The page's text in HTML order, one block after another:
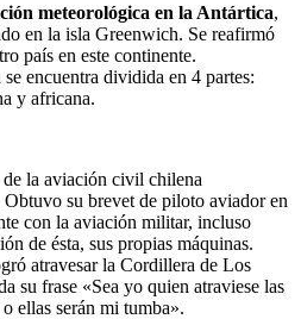
meteorológica en la Antártica,
en la isla Greenwich. Se reafirmó
país en este continente.
encuentra dividida en 4 partes:
y africana.
la aviación civil chilena
Obtuvo su brevet de piloto aviador en
con la aviación militar, incluso
de ésta, sus propias máquinas.
atravesar la Cordillera de Los
su frase «Sea yo quien atraviese las
ellas serán mi tumba».